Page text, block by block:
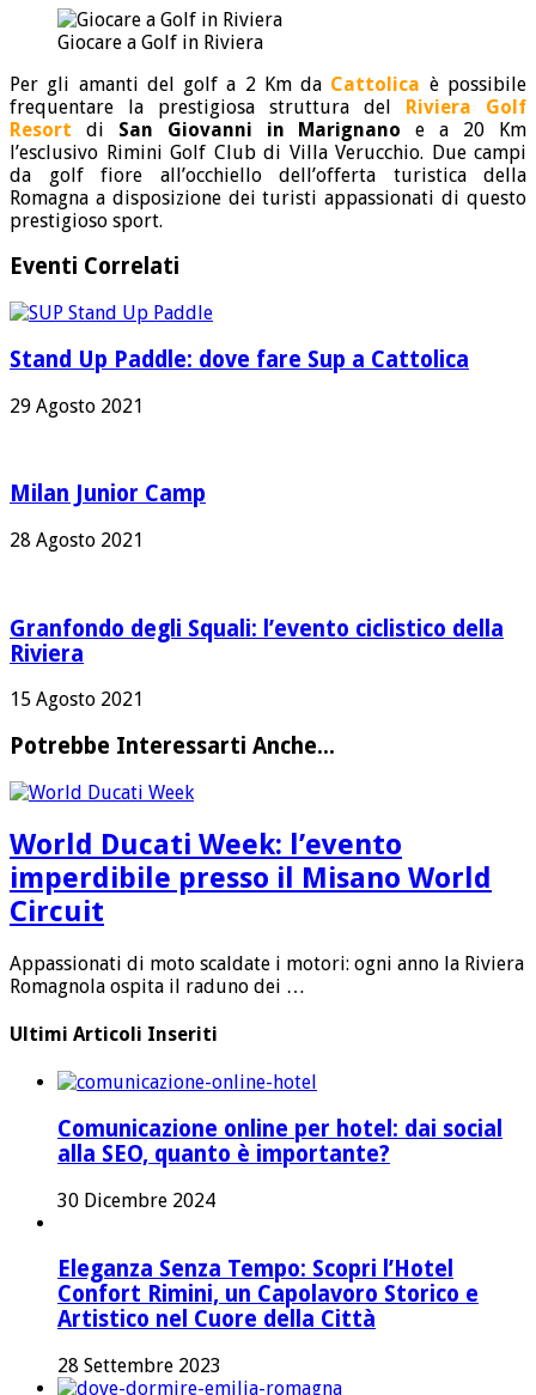
Giocare a Golf in Riviera
Per gli amanti del golf a 2 Km da Cattolica è possibile
frequentare la prestigiosa struttura del Riviera Golf
Resort di San Giovanni in Marignano e a 20 Km
l’esclusivo Rimini Golf Club di Villa Verucchio. Due campi
da golf fiore all’occhiello dell’offerta turistica della
Romagna a disposizione dei turisti appassionati di questo
prestigioso sport.
Eventi Correlati
Stand Up Paddle: dove fare Sup a Cattolica
29 Agosto 2021
Milan Junior Camp
28 Agosto 2021
Granfondo degli Squali: l’evento ciclistico della
Riviera
15 Agosto 2021
Potrebbe Interessarti Anche...
World Ducati Week: l’evento
imperdibile presso il Misano World
Circuit
Appassionati di moto scaldate i motori: ogni anno la Riviera
Romagnola ospita il raduno dei …
Ultimi Articoli Inseriti
Comunicazione online per hotel: dai social
alla SEO, quanto è importante?
30 Dicembre 2024
Eleganza Senza Tempo: Scopri l’Hotel
Confort Rimini, un Capolavoro Storico e
Artistico nel Cuore della Città
28 Settembre 2023